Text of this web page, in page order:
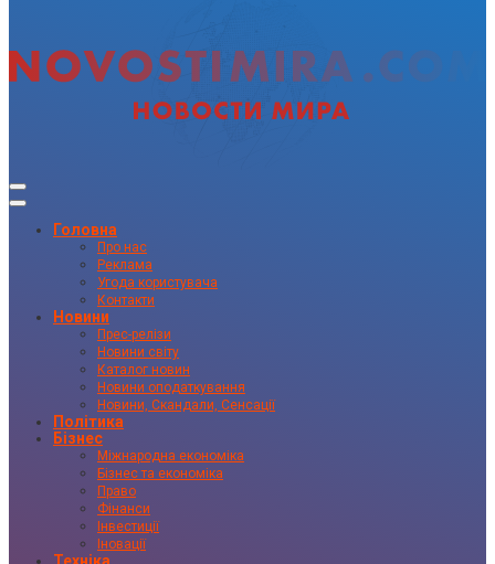
Головна
Про нас
Реклама
Угода користувача
Контакти
Новини
Прес-релізи
Новини світу
Каталог новин
Новини оподаткування
Новини, Скандали, Сенсації
Політика
Бізнес
Міжнародна економіка
Бізнес та економіка
Право
Фінанси
Інвестиції
Іновації